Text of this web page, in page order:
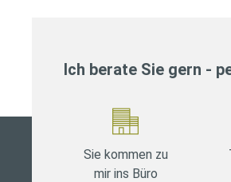
Ich berate Sie gern -
Sie kommen zu
mir ins Büro